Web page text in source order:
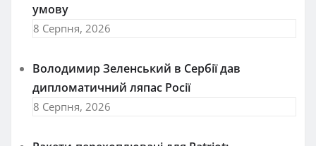
умову
8 Серпня, 2026
Володимир Зеленський в Сербії дав
дипломатичний ляпас Росії
8 Серпня, 2026